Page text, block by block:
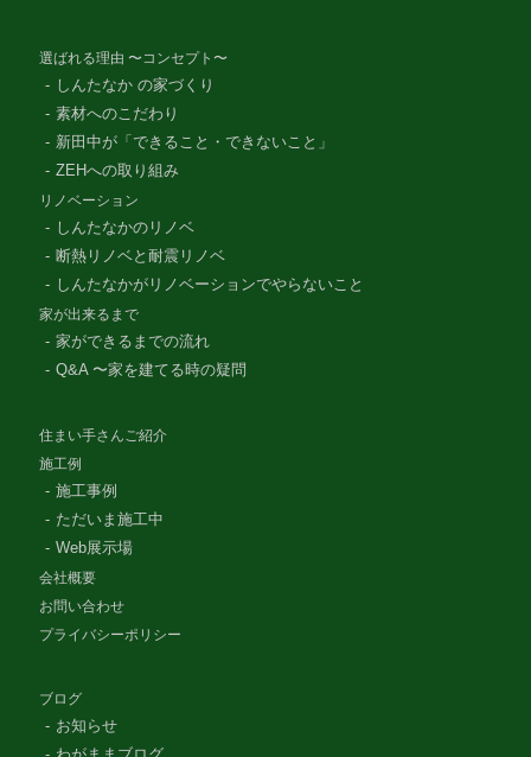
選ばれる理由 〜コンセプト〜
しんたなか の家づくり
素材へのこだわり
新田中が「できること・できないこと」
ZEHへの取り組み
リノベーション
しんたなかのリノベ
断熱リノベと耐震リノベ
しんたなかがリノベーションでやらないこと
家が出来るまで
家ができるまでの流れ
Q&A 〜家を建てる時の疑問
住まい手さんご紹介
施工例
施工事例
ただいま施工中
Web展示場
会社概要
お問い合わせ
プライバシーポリシー
ブログ
お知らせ